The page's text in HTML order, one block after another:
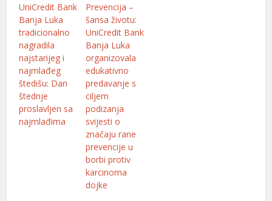
UniCredit Bank
Banja Luka
tradicionalno
nagradila
najstarijeg i
najmlađeg
štedišu: Dan
štednje
proslavljen sa
najmlađima
Prevencija –
šansa životu:
UniCredit Bank
Banja Luka
organizovala
edukativno
predavanje s
ciljem
podizanja
svijesti o
značaju rane
prevencije u
borbi protiv
karcinoma
dojke